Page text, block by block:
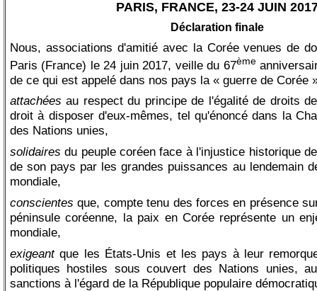
PARIS, FRANCE, 23-24 JUIN
Déclaration finale
Nous, associations d'amitié avec la Corée venues de
Paris (France) le 24 juin 2017, veille du 67ème
de ce qui est appelé dans nos pays la « guerre de Corée
attachéesau respect du principe de l'égalité de droits
droit à disposer d'eux-mêmes, tel qu'énoncé dans la
des Nations unies,
solidairesdu peuple coréen face à l'injustice historique
de son pays par les grandes puissances au lendemain
mondiale,
conscientes que, compte tenu des forces en présence
péninsule coréenne, la paix en Corée représente un
mondiale,
exigeantque les États-Unis et les pays à leur
politiques hostiles sous couvert des Nations unies,
sanctions à l'égard de la République populaire